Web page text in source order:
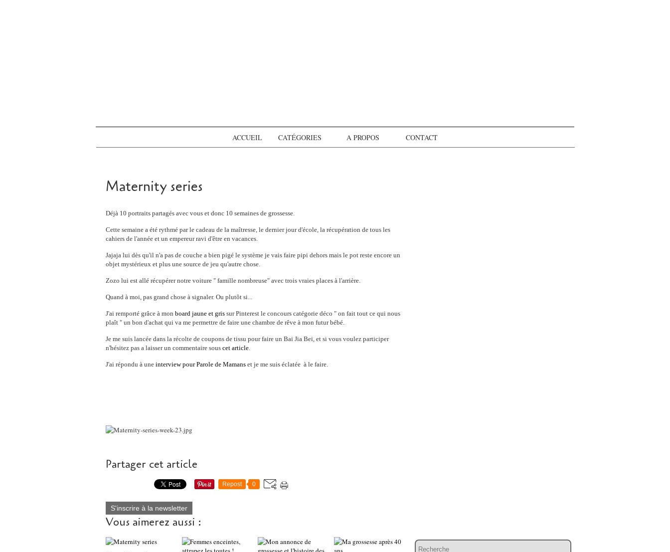
ACCUEIL CATÉGORIES A PROPOS CONTACT
Maternity series
Déjà 10 portraits partagés avec vous et donc 10 semaines de grossesse.
Cette semaine a été rythmé par le cadeau de la maîtresse, le dernier jour d'école, la récupération de tous les
cahiers de l'année et un empereur ravi d'être en vacances.
Jajaja lui dès qu'il n'a pas de couche a bien pigé le système je vais faire pipi dehors mais le pot reste encore un
objet mystérieux et plus une source de jeu qu'autre chose.
Zozo lui est allé récupérer notre voiture " famille nombreuse" avec trois vraies places à l'arrière.
Quand à moi, pas grand chose à signaler. Ou plutôt si...
J'ai remporté grâce à mon board jaune et gris sur Pinterest le concours catégorie déco " on fait tout ce qui nous
plaît " un bon d'achat qui va me permettre de faire une chambre de rêve à mon futur bébé.
Je me suis lancée dans la récolte de coupons de tissu pour faire un Bai Jia Bei, et si vous voulez participer
n'hésitez pas a laisser un commentaire sous cet article.
J'ai répondu à une interview pour Parole de Mamans et je me suis éclatée à le faire.
Partager cet article
Repost 0
S'inscrire à la newsletter
Vous aimerez aussi :